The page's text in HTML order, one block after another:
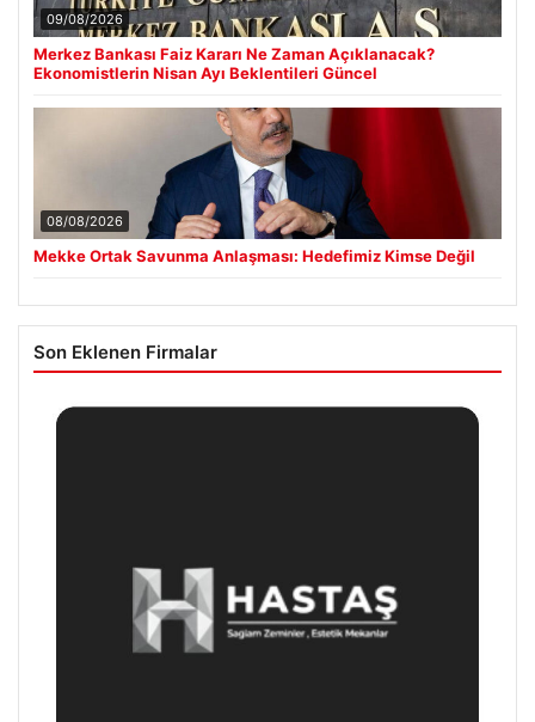
09/08/2026
Merkez Bankası Faiz Kararı Ne Zaman Açıklanacak?
Ekonomistlerin Nisan Ayı Beklentileri Güncel
08/08/2026
Mekke Ortak Savunma Anlaşması: Hedefimiz Kimse Değil
Son Eklenen Firmalar